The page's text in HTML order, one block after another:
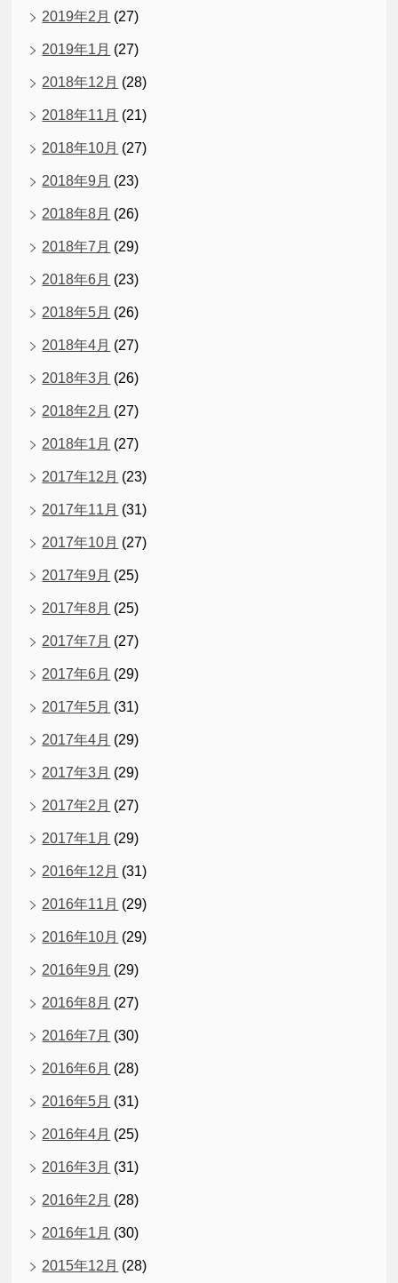
2019年2月 (27)
2019年1月 (27)
2018年12月 (28)
2018年11月 (21)
2018年10月 (27)
2018年9月 (23)
2018年8月 (26)
2018年7月 (29)
2018年6月 (23)
2018年5月 (26)
2018年4月 (27)
2018年3月 (26)
2018年2月 (27)
2018年1月 (27)
2017年12月 (23)
2017年11月 (31)
2017年10月 (27)
2017年9月 (25)
2017年8月 (25)
2017年7月 (27)
2017年6月 (29)
2017年5月 (31)
2017年4月 (29)
2017年3月 (29)
2017年2月 (27)
2017年1月 (29)
2016年12月 (31)
2016年11月 (29)
2016年10月 (29)
2016年9月 (29)
2016年8月 (27)
2016年7月 (30)
2016年6月 (28)
2016年5月 (31)
2016年4月 (25)
2016年3月 (31)
2016年2月 (28)
2016年1月 (30)
2015年12月 (28)